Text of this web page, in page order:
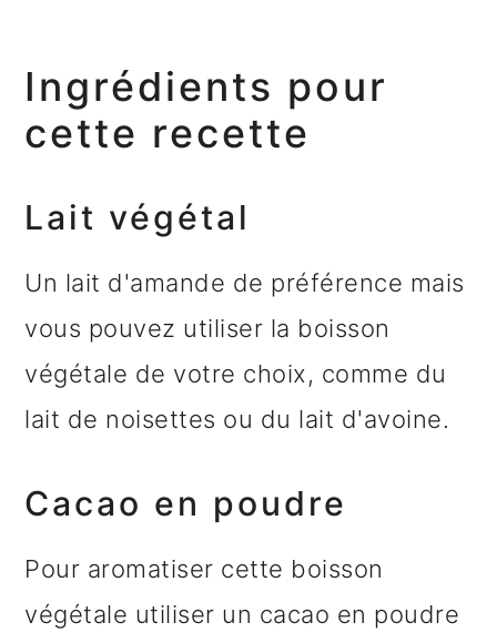
Ingrédients pour
cette recette
Lait végétal
Un lait d'amande de préférence mais
vous pouvez utiliser la boisson
végétale de votre choix, comme du
lait de noisettes ou du lait d'avoine.
Cacao en poudre
Pour aromatiser cette boisson
végétale utiliser un cacao en poudre